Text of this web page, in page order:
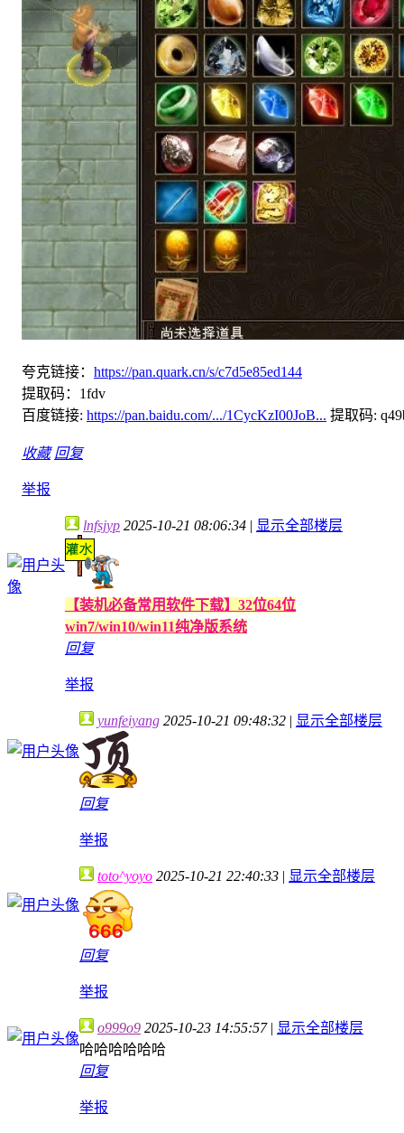
夸克链接： https://pan.quark.cn/s/c7d5e85ed144
提取码：1fdv
百度链接: https://pan.baidu.com/.../1CycKzI00JoB... 提取码:
收藏 回复
举报
lnfsjyp 2025-10-21 08:06:34 | 显示全部楼层
【装机必备常用软件下载】32位64位
win7/win10/win11纯净版系统
回复
举报
yunfeiyang 2025-10-21 09:48:32 | 显示全部楼层
回复
举报
toto^yoyo 2025-10-21 22:40:33 | 显示全部楼层
回复
举报
o999o9 2025-10-23 14:55:57 | 显示全部楼层
哈哈哈哈哈哈
回复
举报